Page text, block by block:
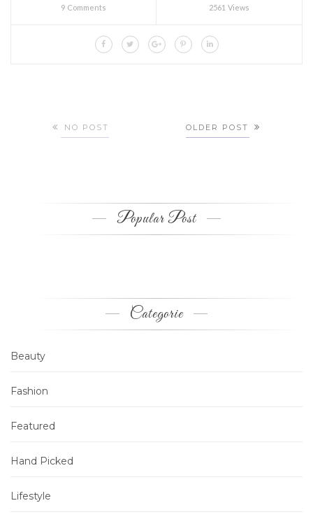
9 Comments 2561 Views
NO POST OLDER POST
Popular Post
Categorie
Beauty
Fashion
Featured
Hand Picked
Lifestyle